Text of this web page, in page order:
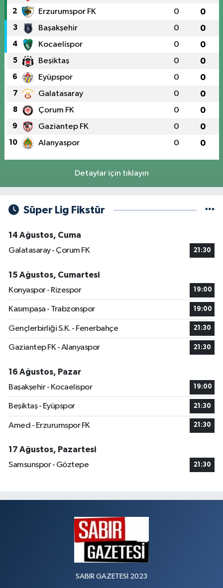
2 Erzurumspor FK 0 0
3 Başakşehir 0 0
4 Kocaelispor 0 0
5 Beşiktaş 0 0
6 Eyüpspor 0 0
7 Galatasaray 0 0
8 Çorum FK 0 0
9 Gaziantep FK 0 0
10 Alanyaspor 0 0
Detaylar için tıklayın
Süper Lig Fikstür
14 Ağustos, Cuma
Galatasaray - Çorum FK
21:30
15 Ağustos, Cumartesi
Konyaspor - Rizespor
19:00
Kasımpaşa - Trabzonspor 19:00
Gençlerbirliği S.K. - Fenerbahçe 21:30
Gaziantep FK - Alanyaspor 21:30
16 Ağustos, Pazar
Başakşehir - Kocaelispor
19:00
Beşiktaş - Eyüpspor 21:30
Amed - Erzurumspor FK 21:30
17 Ağustos, Pazartesi
Samsunspor - Göztepe
21:30
SABIR GAZETESİ 2023